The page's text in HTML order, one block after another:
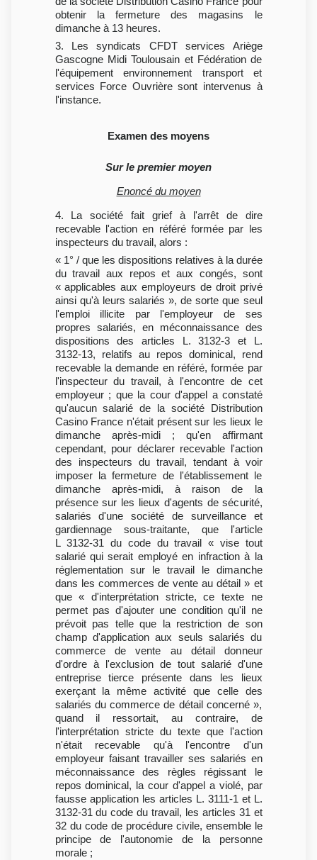
obtenir la fermeture des magasins le
dimanche à 13 heures.
3. Les syndicats CFDT services Ariège
Gascogne Midi Toulousain et Fédération de
l'équipement environnement transport et
services Force Ouvrière sont intervenus à
l'instance.
Examen des moyens
Sur le premier moyen
Enoncé du moyen
4. La société fait grief à l'arrêt de dire
recevable l'action en référé formée par les
inspecteurs du travail, alors :
« 1° / que les dispositions relatives à la durée
du travail aux repos et aux congés, sont
« applicables aux employeurs de droit privé
ainsi qu'à leurs salariés », de sorte que seul
l'emploi illicite par l'employeur de ses
propres salariés, en méconnaissance des
dispositions des articles L. 3132-3 et L.
3132-13, relatifs au repos dominical, rend
recevable la demande en référé, formée par
l'inspecteur du travail, à l'encontre de cet
employeur ; que la cour d'appel a constaté
qu'aucun salarié de la société Distribution
Casino France n'était présent sur les lieux le
dimanche après-midi ; qu'en affirmant
cependant, pour déclarer recevable l'action
des inspecteurs du travail, tendant à voir
imposer la fermeture de l'établissement le
dimanche après-midi, à raison de la
présence sur les lieux d'agents de sécurité,
salariés d'une société de surveillance et
gardiennage sous-traitante, que l'article
L 3132-31 du code du travail « vise tout
salarié qui serait employé en infraction à la
réglementation sur le travail le dimanche
dans les commerces de vente au détail » et
que « d'interprétation stricte, ce texte ne
permet pas d'ajouter une condition qu'il ne
prévoit pas telle que la restriction de son
champ d'application aux seuls salariés du
commerce de vente au détail donneur
d'ordre à l'exclusion de tout salarié d'une
entreprise tierce présente dans les lieux
exerçant la même activité que celle des
salariés du commerce de détail concerné »,
quand il ressortait, au contraire, de
l'interprétation stricte du texte que l'action
n'était recevable qu'à l'encontre d'un
employeur faisant travailler ses salariés en
méconnaissance des règles régissant le
repos dominical, la cour d'appel a violé, par
fausse application les articles L. 3111-1 et L.
3132-31 du code du travail, les articles 31 et
32 du code de procédure civile, ensemble le
principe de l'autonomie de la personne
morale ;